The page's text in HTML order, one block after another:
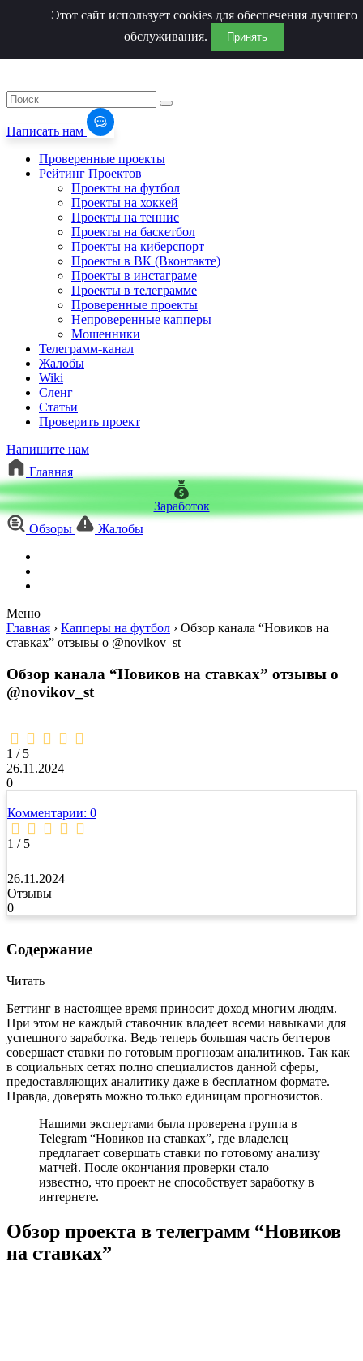
Написать нам
Проверенные проекты
Рейтинг Проектов
Проекты на футбол
Проекты на хоккей
Проекты на теннис
Проекты на баскетбол
Проекты на киберспорт
Проекты в ВК (Вконтакте)
Проекты в инстаграме
Проекты в телеграмме
Проверенные проекты
Непроверенные капперы
Мошенники
Телеграмм-канал
Жалобы
Wiki
Сленг
Статьи
Проверить проект
Напишите нам
Главная
Заработок
Обзоры
Жалобы
Меню
Этот сайт использует cookies для обеспечения лучшего
обслуживания.
Принять
Главная › Капперы на футбол › Обзор канала “Новиков на
ставках” отзывы о @novikov_st
Обзор канала “Новиков на ставках” отзывы о
@novikov_st
1,0
rating
1 / 5
26.11.2024
0
Комментарии: 0
1 / 5
26.11.2024
Отзывы
0
Содержание
Читать
Беттинг в настоящее время приносит доход многим людям.
При этом не каждый ставочник владеет всеми навыками для
успешного заработка. Ведь теперь большая часть беттеров
совершает ставки по готовым прогнозам аналитиков. Так как
в социальных сетях полно специалистов данной сферы,
предоставляющих аналитику даже в бесплатном формате.
Правда, доверять можно только единицам прогнозистов.
Нашими экспертами была проверена группа в
Telegram “Новиков на ставках”, где владелец
предлагает совершать ставки по готовому анализу
матчей. После окончания проверки стало
известно, что проект не способствует заработку в
интернете.
Обзор проекта в телеграмм “Новиков
на ставках”